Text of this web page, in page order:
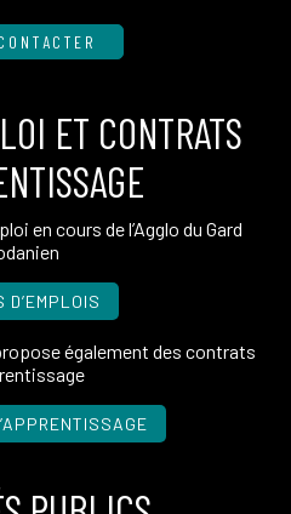
ET CONTRATS
en cours de l’Agglo du Gard
D’EMPLOIS
également des contrats